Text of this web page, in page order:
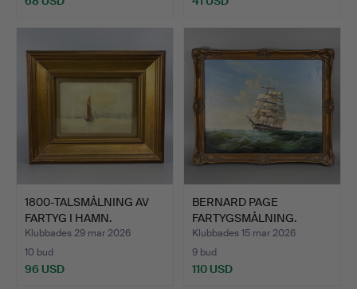
1800-TALSMÅLNING AV
FARTYG I HAMN.
Klubbades 29 mar 2026
10 bud
96 USD
BERNARD PAGE
FARTYGSMÅLNING.
Klubbades 15 mar 2026
9 bud
110 USD